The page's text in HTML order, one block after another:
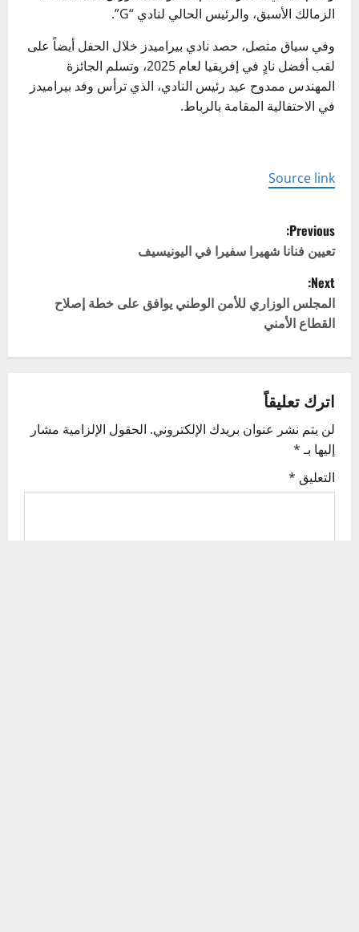
الزمالك الأسبق، والرئيس الحالي لنادي “G”.
وفي سياق متصل، حصد نادي بيراميدز خلال الحفل أيضاً على
لقب أفضل نادٍ في إفريقيا لعام 2025، وتسلم الجائزة
المهندس ممدوح عيد رئيس النادي، الذي ترأس وفد بيراميدز
في الاحتفالية المقامة بالرباط.
Source link
P
o
s
t
n
a
v
i
g
Previous:
تعيين فنانا شهيرا سفيرا في اليونيسيف
Next:
المجلس الوزاري للأمن الوطني يوافق على خطة إصلاح
القطاع الأمني
اترك تعليقاً
لن يتم نشر عنوان بريدك الإلكتروني. الحقول الإلزامية مشار
إليها بـ*
التعليق *